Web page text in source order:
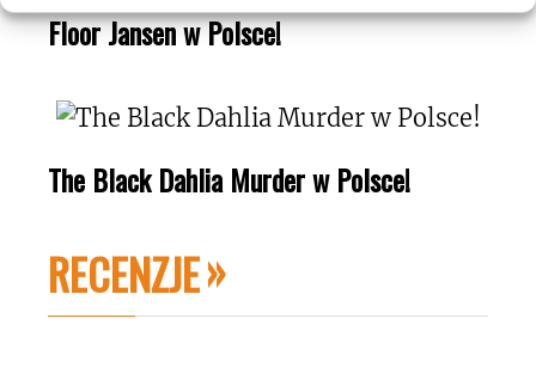
Floor Jansen w Polsce!
The Black Dahlia Murder w Polsce!
RECENZJE